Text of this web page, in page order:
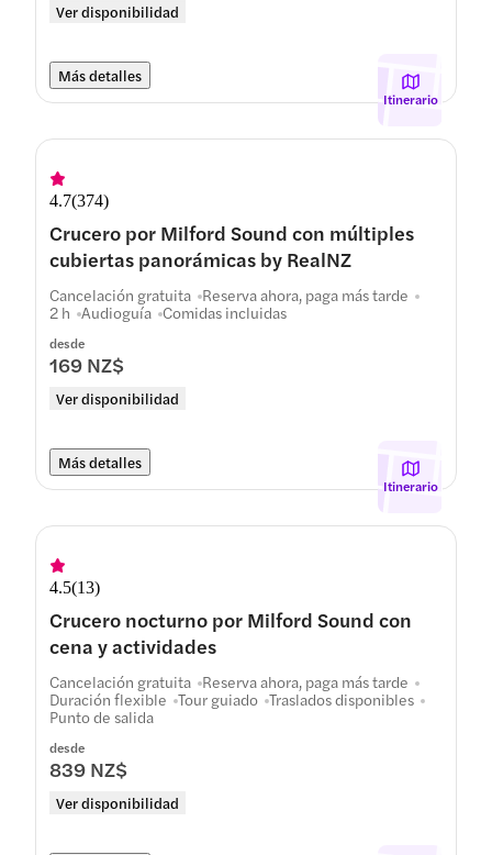
Ver disponibilidad
Más detalles
Itinerario
4.7(374)
Crucero por Milford Sound con múltiples
cubiertas panorámicas by RealNZ
desde
169 NZ$
Ver disponibilidad
Cancelación gratuita Reserva ahora, paga más tarde
2 h Audioguía Comidas incluidas
Más detalles
Itinerario
4.5(13)
Crucero nocturno por Milford Sound con
cena y actividades
desde
839 NZ$
Ver disponibilidad
Cancelación gratuita Reserva ahora, paga más tarde
Duración flexible Tour guiado Traslados disponibles
Punto de salida